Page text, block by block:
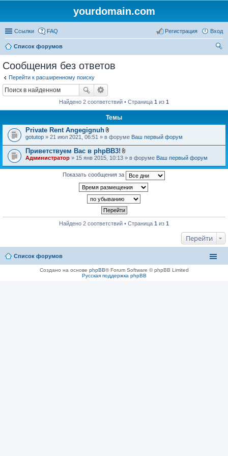
yourdomain.com
Ссылки FAQ Вход
Регистрация
Список форумов
Сообщения без ответов
Перейти к расширенному поиску
Найдено 2 соответствий • Страница 1 из 1
Темы
Private Rent Angegignuh
В
л
о
ж
е
н
я
gotutop » 21 июл 2021, 06:51 » в форуме Ваш первый форум
Приветствуем Вас в phpBB3!
В
о
ж
е
н
и
Администратор » 15 янв 2015, 10:13 » в форуме Ваш первый форум
Показать сообщения за
Найдено 2 соответствий • Страница 1 из 1
Перейти
Список форумов
Создано на основе phpBB® Forum Software © phpBB Limited
Русская поддержка phpBB